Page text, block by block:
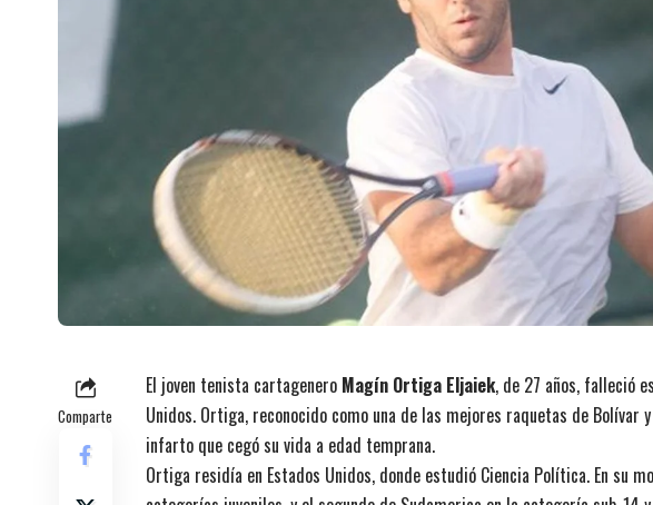
Comparte
El joven tenista cartagenero Magín Ortiga Eljaiek, de 27 años, falleció
Unidos. Ortiga, reconocido como una de las mejores raquetas de Bolívar
infarto que cegó su vida a edad temprana.
Ortiga residía en Estados Unidos, donde estudió Ciencia Política. En su